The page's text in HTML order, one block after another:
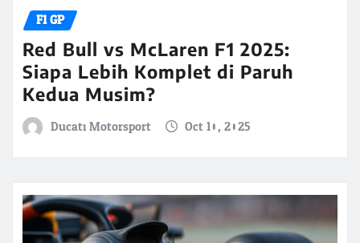
F1 GP
Red Bull vs McLaren F1 2025:
Siapa Lebih Komplet di Paruh
Kedua Musim?
Ducati Motorsport Oct 10, 2025